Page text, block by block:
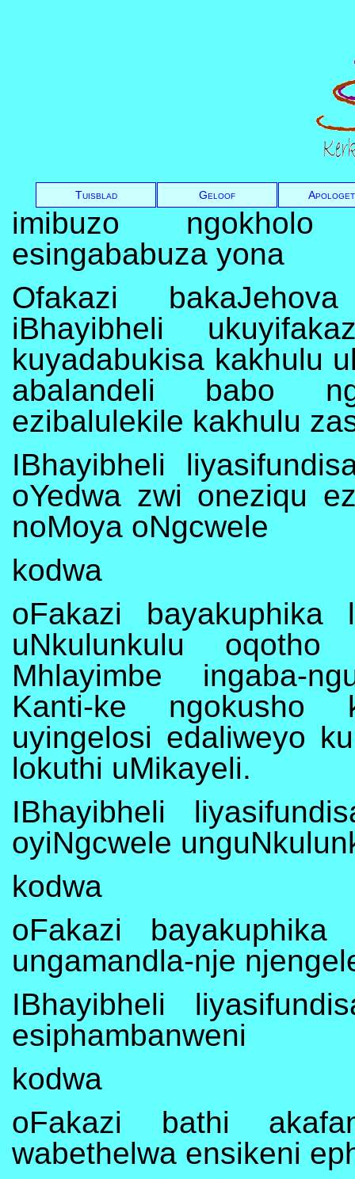
Tuisblad Geloof
imibuzo ngokholo
esingababuza yona
Ofakazi
iBhayibheli
kuyadabukisa kakhulu
abalandeli babo
ezibalulekile kakhulu
IBhayibheli
oYedwa zwi oneziqu
noMoya oNgcwele
kodwa
oFakazi
uNkulunkulu
Mhlayimbe ingaba-
Kanti-ke ngokusho
uyingelosi edaliweyo
lokuthi uMikayeli.
IBhayibheli
oyiNgcwele
kodwa
oFakazi bayakuphika
ungamandla-nje
IBhayibheli
esiphambanweni
kodwa
oFakazi bathi
wabethelwa ensikeni